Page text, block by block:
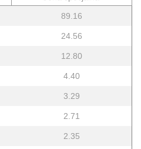
89.16
24.56
12.80
4.40
3.29
2.71
2.35